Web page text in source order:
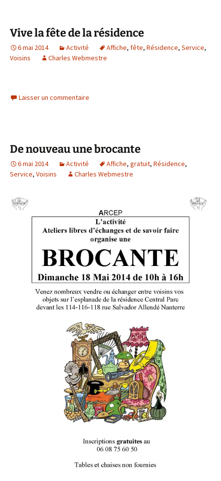
Vive la fête de la résidence
6 mai 2014 Activité Affiche, fête, Résidence, Service,
Voisins
Charles Webmestre
Laisser un commentaire
De nouveau une brocante
6 mai 2014 Activité Affiche, gratuit, Résidence,
Service, Voisins Charles Webmestre